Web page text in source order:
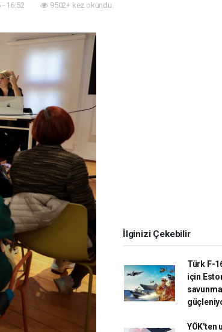
- 16:52 9502+ kez okundu.
İlginizi Çekebilir
Türk F-
için
YÖK'ten